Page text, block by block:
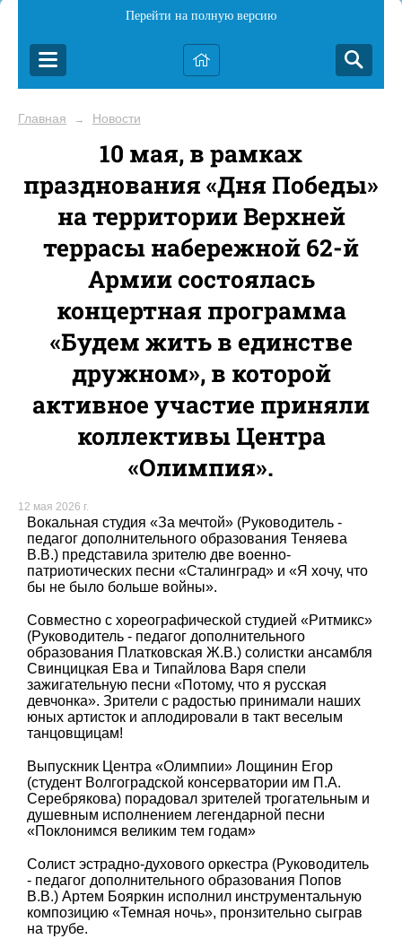
Перейти на полную версию
Главная → Новости
10 мая, в рамках
празднования «Дня Победы»
на территории Верхней
террасы набережной 62-й
Армии состоялась
концертная программа
«Будем жить в единстве
дружном», в которой
активное участие приняли
коллективы Центра
«Олимпия».
12 мая 2026 г.
Вокальная студия «За мечтой» (Руководитель -
педагог дополнительного образования Теняева
В.В.) представила зрителю две военно-
патриотических песни «Сталинград» и «Я хочу, что
бы не было больше войны».
Совместно с хореографической студией «Ритмикс»
(Руководитель - педагог дополнительного
образования Платковская Ж.В.) солистки ансамбля
Свинцицкая Ева и Типайлова Варя спели
зажигательную песни «Потому, что я русская
девчонка». Зрители с радостью принимали наших
юных артисток и аплодировали в такт веселым
танцовщицам!
Выпускник Центра «Олимпии» Лощинин Егор
(студент Волгоградской консерватории им П.А.
Серебрякова) порадовал зрителей трогательным и
душевным исполнением легендарной песни
«Поклонимся великим тем годам»
Солист эстрадно-духового оркестра (Руководитель
- педагог дополнительного образования Попов
В.В.) Артем Бояркин исполнил инструментальную
композицию «Темная ночь», пронзительно сыграв
на трубе.